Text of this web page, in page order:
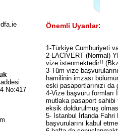
No:417
Önemli Uyarılar:
1-Türkiye Cumhuriyeti
2-LACİVERT (Normal)
vize istenmektedir!!
3-Tüm vize
hamilinin imzası
eski pasaportlarınızı
4-Vize başvuru formları
mutlaka pasaport sahibi
eksik doldurulmuş
5- İstanbul İrlanda
başvurularını kabul